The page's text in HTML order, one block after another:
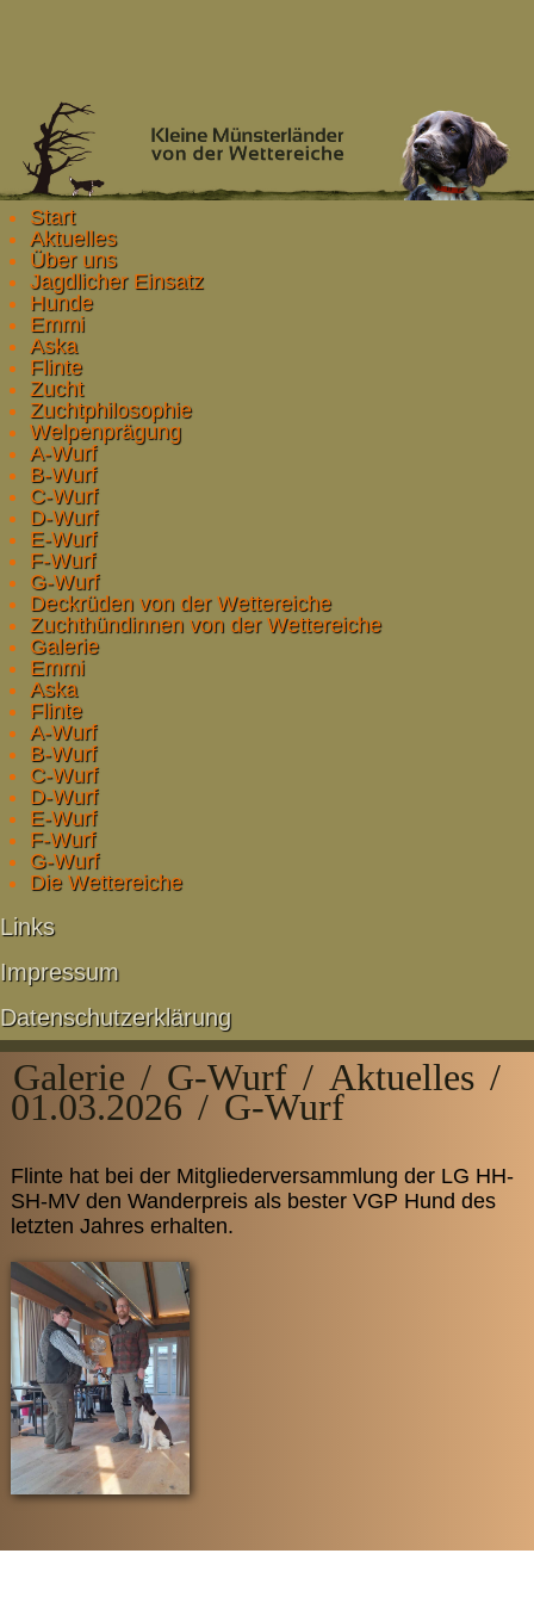
Start
Aktuelles
Über uns
Jagdlicher Einsatz
Hunde
Emmi
Aska
Flinte
Zucht
Zuchtphilosophie
Welpenprägung
A-Wurf
B-Wurf
C-Wurf
D-Wurf
E-Wurf
F-Wurf
G-Wurf
Deckrüden von der Wettereiche
Zuchthündinnen von der Wettereiche
Galerie
Emmi
Aska
Flinte
A-Wurf
B-Wurf
C-Wurf
D-Wurf
E-Wurf
F-Wurf
G-Wurf
Die Wettereiche
Links
Impressum
Datenschutzerklärung
Galerie / G-Wurf / Aktuelles /
01.03.2026 / G-Wurf
Flinte hat bei der Mitgliederversammlung der LG HH-
SH-MV den Wanderpreis als bester VGP Hund des
letzten Jahres erhalten.